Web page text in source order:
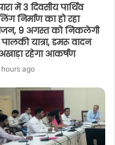
में 3 दिवसीय पार्थिव
निर्माण का हो रहा
9 अगस्त को निकलेगी
यात्रा, डमरू वादन
रहेगा आकर्षण
ago